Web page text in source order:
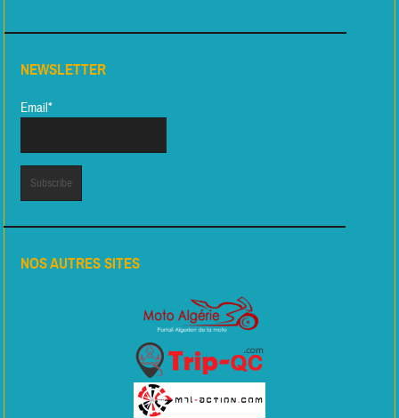
NEWSLETTER
Email*
NOS AUTRES SITES